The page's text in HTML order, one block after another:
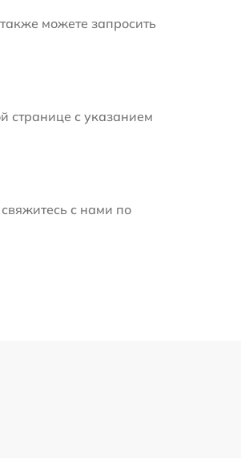
можете запросить
странице с указанием
с нами по